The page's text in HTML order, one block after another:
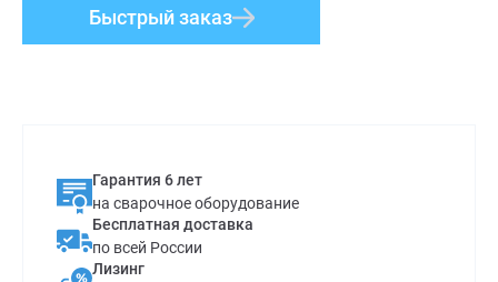
надежный захват. Очень прочные универсальные перчатки
для различных видов работ.
Быстрый заказ
Гарантия 6 лет
на сварочное оборудование
Бесплатная доставка
по всей России
Лизинг